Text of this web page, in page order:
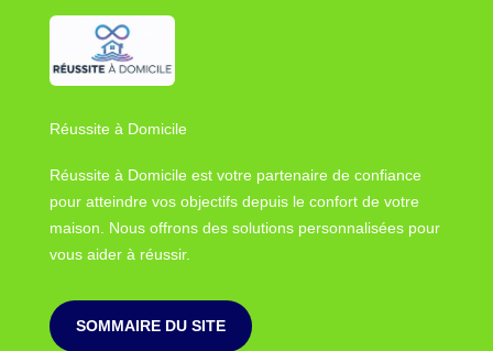
Réussite à Domicile
Réussite à Domicile est votre partenaire de confiance
pour atteindre vos objectifs depuis le confort de votre
maison. Nous offrons des solutions personnalisées pour
vous aider à réussir.
SOMMAIRE DU SITE